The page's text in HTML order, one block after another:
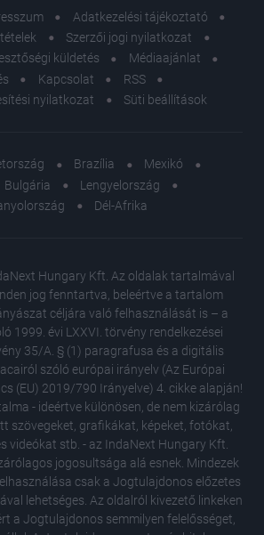
Adatkezelési tájékoztató
Szerzői jogi nyilatkozat
küldetés
Médiaajánlat
Kapcsolat
RSS
nyilatkozat
Süti beállítások
Brazília
Mexikó
Bulgária
Lengyelország
Dél-Afrika
Hungary Kft. Az oldalak tartalmával
jog fenntartva, beleértve a tartalom
céljára való felhasználását is – a
1999. évi LXXVI. törvény rendelkezései
35/A. § (1) paragrafusa és a digitális
szóló európai irányelv (Az Európai
(EU) 2019/790 Irányelve) 4. cikke alapján!
- ideértve különösen, de nem kizárólag
szövegeket, grafikákat, képeket, fotókat,
videókat stb. - az IndaNext Hungary Kft.
jogosultsága alá esnek. Mindezek
csak a Jogtulajdonos előzetes
lehetséges. Az oldalról kivezető linkeken
a Jogtulajdonos semmilyen felelősséget,